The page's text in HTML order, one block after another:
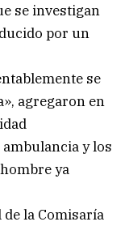
se investigan
por un
se
agregaron en
y los
ya
de la Comisaría